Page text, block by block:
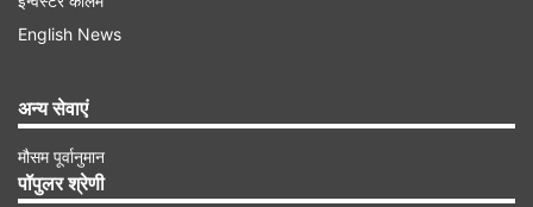
जाता है। कहते हैं सुबह-सुबह इस मंत्र के जाप से मां लक्ष्मी
और मां सरस्वती की असीम कृपा प्राप्त होती है।
हथेलियों को देखकर बोलें ये मंत्र
English News
अन्य सेवाएं
मौसम पूर्वानुमान
पॉपुलर श्रेणी